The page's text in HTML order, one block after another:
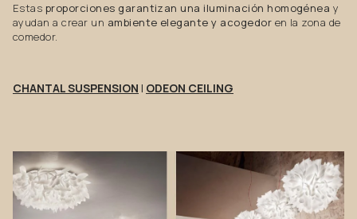
Estas proporciones garantizan una iluminación homogénea y
ayudan a crear un ambiente elegante y acogedor en la zona de
comedor.
CHANTAL SUSPENSION | ODEON CEILING